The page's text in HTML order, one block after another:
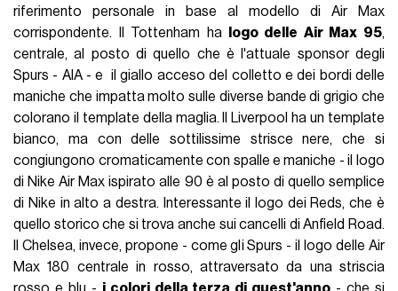
riferimento personale in base al modello di Air Max
corrispondente. Il Tottenham ha
logo delle Air Max 95,
centrale, al posto di quello che è l'attuale sponsor degli
Spurs - AIA - e il giallo acceso del colletto e dei bordi delle
maniche che impatta molto sulle diverse bande di grigio che
colorano il template della maglia. Il Liverpool ha un template
bianco, ma con delle sottilissime strisce nere, che si
congiungono cromaticamente con spalle e maniche - il logo
di Nike Air Max ispirato alle 90 è al posto di quello semplice
di Nike in alto a destra. Interessante il logo dei Reds, che è
quello storico che si trova anche sui cancelli di Anfield Road.
Il Chelsea, invece, propone - come gli Spurs - il logo delle Air
Max 180 centrale in rosso, attraversato da una striscia